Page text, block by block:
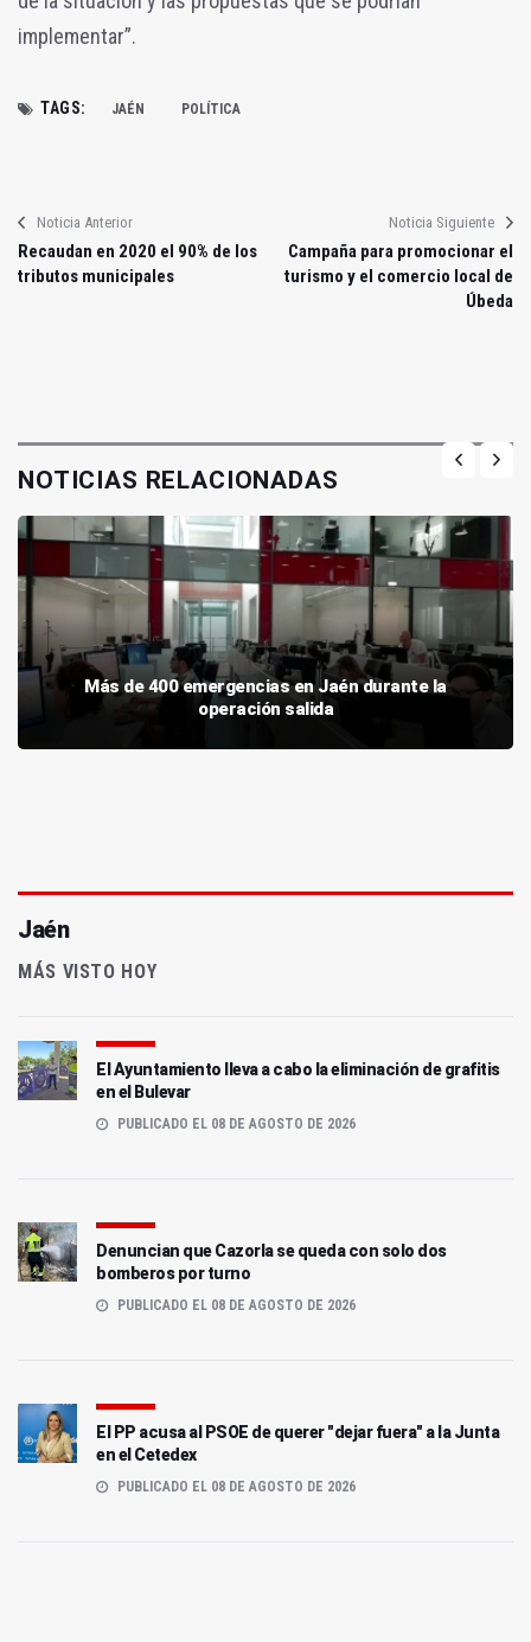
implementar”.
TAGS: JAÉN POLÍTICA
Noticia Anterior
Recaudan en 2020 el 90% de los
tributos municipales
Noticia Siguiente
Campaña para promocionar el
turismo y el comercio local de
Úbeda
NOTICIAS RELACIONADAS
Más de 400 emergencias en Jaén durante la
operación salida
Jaén
MÁS VISTO HOY
El Ayuntamiento lleva a cabo la eliminación de grafitis
en el Bulevar
PUBLICADO EL 08 DE AGOSTO DE 2026
Denuncian que Cazorla se queda con solo dos
bomberos por turno
PUBLICADO EL 08 DE AGOSTO DE 2026
El PP acusa al PSOE de querer "dejar fuera" a la Junta
en el Cetedex
PUBLICADO EL 08 DE AGOSTO DE 2026